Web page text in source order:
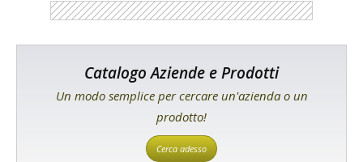
Catalogo Aziende e Prodotti
Un modo semplice per cercare un'azienda o un
prodotto!
Cerca adesso